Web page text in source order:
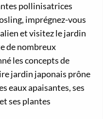
pollinisatrices
imprégnez-vous
et visitez le jardin
de nombreux
les concepts de
jardin japonais prône
eaux apaisantes, ses
ses plantes